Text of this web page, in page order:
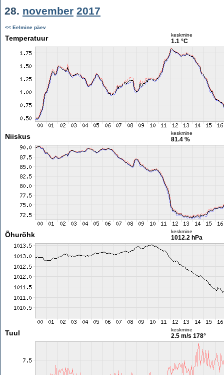
28. november 2017
<< Eelmine päev
Temperatuur keskmine
1.1 °C
Niiskus keskmine
81.4 %
Õhurõhk keskmine
1012.2 hPa
Tuul keskmine
2.5 m/s 178°